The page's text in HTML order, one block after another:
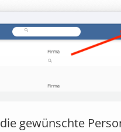
gewünschte